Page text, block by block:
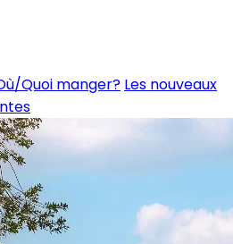
Quoi manger? Les nouveaux